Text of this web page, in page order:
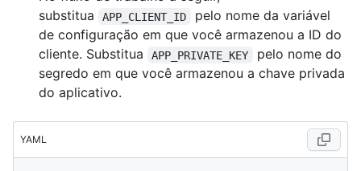
substitua
APP_CLIENT_ID
pelo nome da variável
de configuração em que você armazenou a ID do
cliente. Substitua
APP_PRIVATE_KEY
pelo nome do
segredo em que você armazenou a chave privada
do aplicativo.
YAML